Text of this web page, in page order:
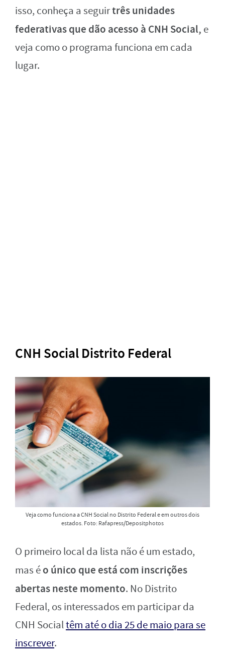
isso, conheça a seguirtrês unidades
federativas que dão acesso à CNH Social, e
veja como o programa funciona em cada
lugar.
CNH Social Distrito Federal
Veja como funciona a CNH Social no Distrito Federal e em outros dois
estados. Foto: Rafapress/Depositphotos
O primeiro local da lista não é um estado,
mas éo único que está com inscrições
abertas neste momento. No Distrito
Federal, os interessados em participar da
CNH Socialtêm até o dia 25 de maio para se
inscrever.